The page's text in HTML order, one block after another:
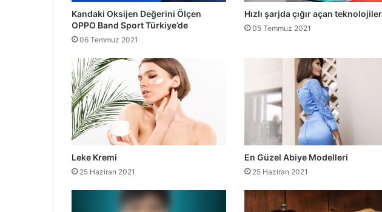
Kandaki Oksijen Değerini Ölçen
OPPO Band Sport Türkiye’de
06 Temmuz 2021
Hızlı şarjda çığır açan teknolojiler
05 Temmuz 2021
Leke Kremi
25 Haziran 2021
En Güzel Abiye Modelleri
25 Haziran 2021